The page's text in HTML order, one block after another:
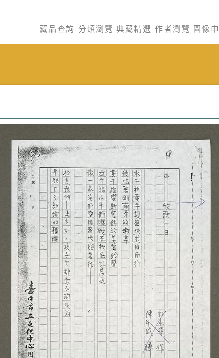
藏品查詢 分類瀏覽 典藏精選 作者瀏覽 圖像